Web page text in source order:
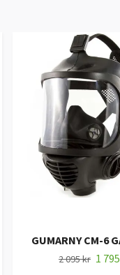
GUMARNY CM-6
2 095 kr 1